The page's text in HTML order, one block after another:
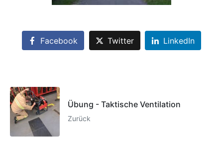
Facebook Twitter LinkedIn
Übung - Taktische Ventilation
Zurück